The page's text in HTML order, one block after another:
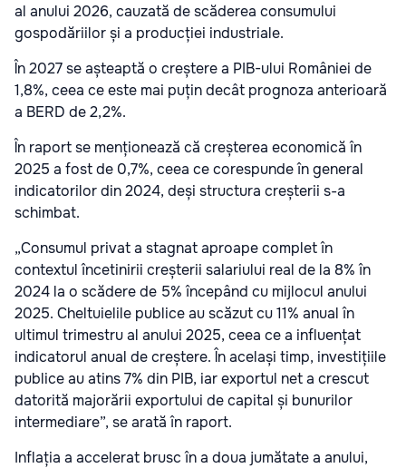
al anului 2026, cauzată de scăderea consumului
gospodăriilor și a producției industriale.
În 2027 se așteaptă o creștere a PIB-ului României de
1,8%, ceea ce este mai puțin decât prognoza anterioară
a BERD de 2,2%.
În raport se menționează că creșterea economică în
2025 a fost de 0,7%, ceea ce corespunde în general
indicatorilor din 2024, deși structura creșterii s-a
schimbat.
„Consumul privat a stagnat aproape complet în
contextul încetinirii creșterii salariului real de la 8% în
2024 la o scădere de 5% începând cu mijlocul anului
2025. Cheltuielile publice au scăzut cu 11% anual în
ultimul trimestru al anului 2025, ceea ce a influențat
indicatorul anual de creștere. În același timp, investițiile
publice au atins 7% din PIB, iar exportul net a crescut
datorită majorării exportului de capital și bunurilor
intermediare”, se arată în raport.
Inflația a accelerat brusc în a doua jumătate a anului,